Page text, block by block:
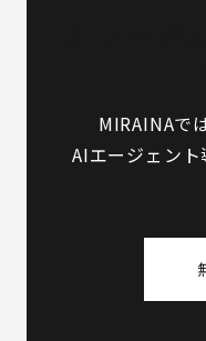
MIRAINAで
AIエージェン